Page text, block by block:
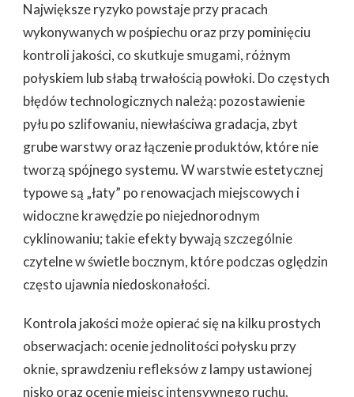
Największe ryzyko powstaje przy pracach
wykonywanych w pośpiechu oraz przy pominięciu
kontroli jakości, co skutkuje smugami, różnym
połyskiem lub słabą trwałością powłoki. Do częstych
błędów technologicznych należą: pozostawienie
pyłu po szlifowaniu, niewłaściwa gradacja, zbyt
grube warstwy oraz łączenie produktów, które nie
tworzą spójnego systemu. W warstwie estetycznej
typowe są „łaty” po renowacjach miejscowych i
widoczne krawędzie po niejednorodnym
cyklinowaniu; takie efekty bywają szczególnie
czytelne w świetle bocznym, które podczas oględzin
często ujawnia niedoskonałości.
Kontrola jakości może opierać się na kilku prostych
obserwacjach: ocenie jednolitości połysku przy
oknie, sprawdzeniu refleksów z lampy ustawionej
nisko oraz ocenie miejsc intensywnego ruchu.